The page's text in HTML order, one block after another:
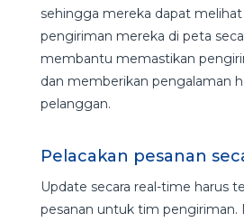
sehingga mereka dapat melihat
pengiriman mereka di peta
membantu memastikan
dan memberikan pengalaman
pelanggan.
Pelacakan pesanan
Update secara real-time harus
pesanan untuk tim pengiriman.